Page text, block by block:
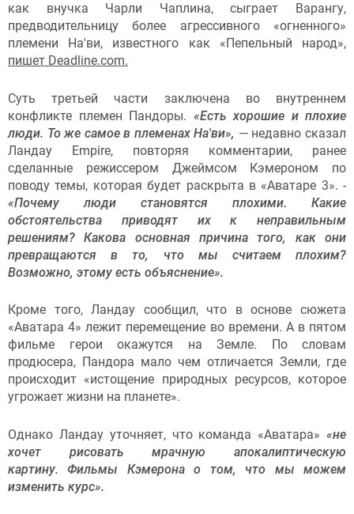
как внучка Чарли Чаплина, сыграет Варангу,
предводительницу более агрессивного «огненного»
племени На'ви, известного как «Пепельный народ»,
пишет Deadline.com.
Суть третьей части заключена во внутреннем
конфликте племен Пандоры. «Есть хорошие и плохие
люди. То же самое в племенах На'ви», — недавно сказал
Ландау Empire, повторяя комментарии, ранее
сделанные режиссером Джеймсом Кэмероном по
поводу темы, которая будет раскрыта в «Аватаре 3». -
«Почему люди становятся плохими. Какие
обстоятельства приводят их к неправильным
решениям? Какова основная причина того, как они
превращаются в то, что мы считаем плохим?
Возможно, этому есть объяснение».
Кроме того, Ландау сообщил, что в основе сюжета
«Аватара 4» лежит перемещение во времени. А в пятом
фильме герои окажутся на Земле. По словам
продюсера, Пандора мало чем отличается Земли, где
происходит «истощение природных ресурсов, которое
угрожает жизни на планете».
Однако Ландау уточняет, что команда «Аватара» «не
хочет рисовать мрачную апокалиптическую
картину. Фильмы Кэмерона о том, что мы можем
изменить курс».